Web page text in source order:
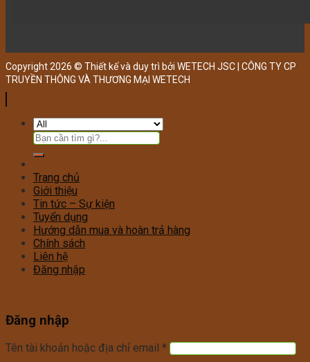
Copyright 2026 © Thiết kế và duy trì bởi WETECH JSC | CÔNG TY CP
TRUYỀN THÔNG VÀ THƯƠNG MẠI WETECH
Trang chủ
Giới thiệu
Tin tức – Sự kiện
Tuyển dụng
Hướng dẫn mua và hoàn trả hàng
Chính sách
Liên hệ
Đăng nhập
Đăng nhập
Tên tài khoản hoặc địa chỉ email *